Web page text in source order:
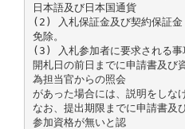
日本語及び日本国通貨
(2) 入札保証金及び契約保証金
免除。
(3) 入札参加者に要求される事
開札日の前日までに申請書及び
為担当官からの照会
があった場合には、説明をしな
なお、提出期限までに申請書及
参加資格が無いと認